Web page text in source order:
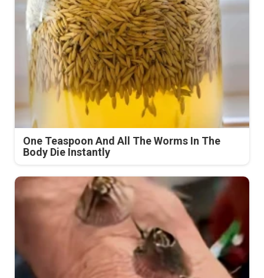
One Teaspoon And All The Worms In The
Body Die Instantly